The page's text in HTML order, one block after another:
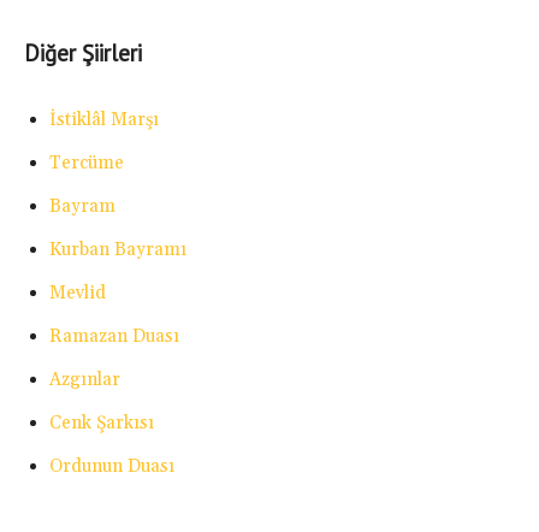
Diğer Şiirleri
İstiklâl Marşı
Tercüme
Bayram
Kurban Bayramı
Mevlid
Ramazan Duası
Azgınlar
Cenk Şarkısı
Ordunun Duası